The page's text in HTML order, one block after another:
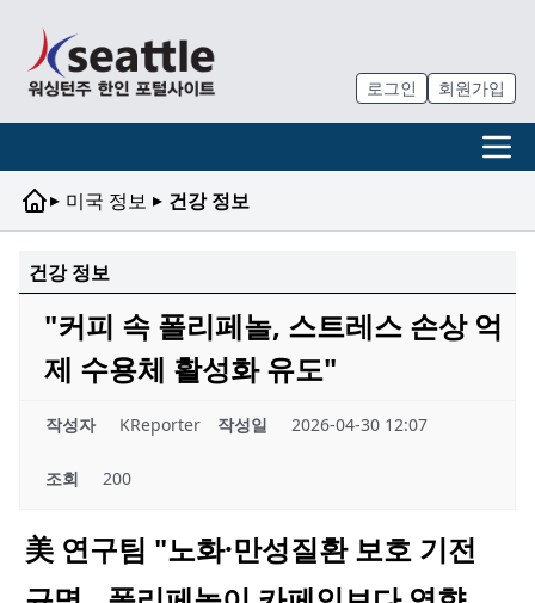
로그인 회원가입
▸ 미국 정보 ▸ 건강 정보
건강 정보
"커피 속 폴리페놀, 스트레스 손상 억
제 수용체 활성화 유도"
작성자 KReporter 작성일 2026-04-30 12:07
조회 200
美 연구팀 "노화·만성질환 보호 기전